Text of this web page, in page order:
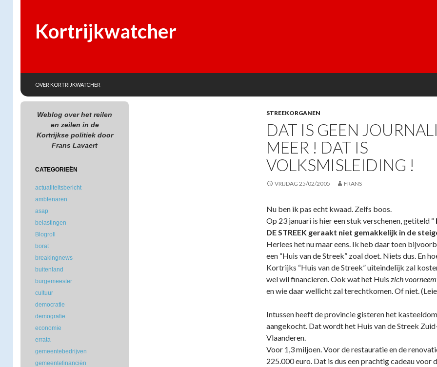
Kortrijkwatcher
OVER KORTRIJKWATCHER
STREEKORGANEN
DAT IS GEEN
MEER ! DAT IS
VOLKSMISLEIDING !
VRIJDAG 25/02/2005 FRANS
Nu ben ik pas echt kwaad. Zelfs boos.
Op 23 januari is hier een stuk verschenen, getiteld “
DE STREEK geraakt niet gemakkelijk in de
Herlees het nu maar eens. Ik heb daar toen
een “Huis van de Streek” zoal doet. Niets dus. En
Kortrijks “Huis van de Streek” uiteindelijk zal
wel wil financieren. Ook wat het Huis zich
en wie daar wellicht zal terechtkomen. Of niet.
Intussen heeft de provincie gisteren het
aangekocht. Dat wordt het Huis van de Streek
Vlaanderen.
Voor 1,3 miljoen. Voor de restauratie en de
225.000 euro. Dat is dus een prachtig cadeau voor
Weblog over het reilen
en zeilen in de
Kortrijkse politiek door
Frans Lavaert
CATEGORIEËN
actualiteitsbericht
ambtenaren
asap
belastingen
Blogroll
borat
breakingnews
buitenland
burgemeester
cultuur
democratie
demografie
economie
errata
gemeentebedrijven
gemeentefinanciën